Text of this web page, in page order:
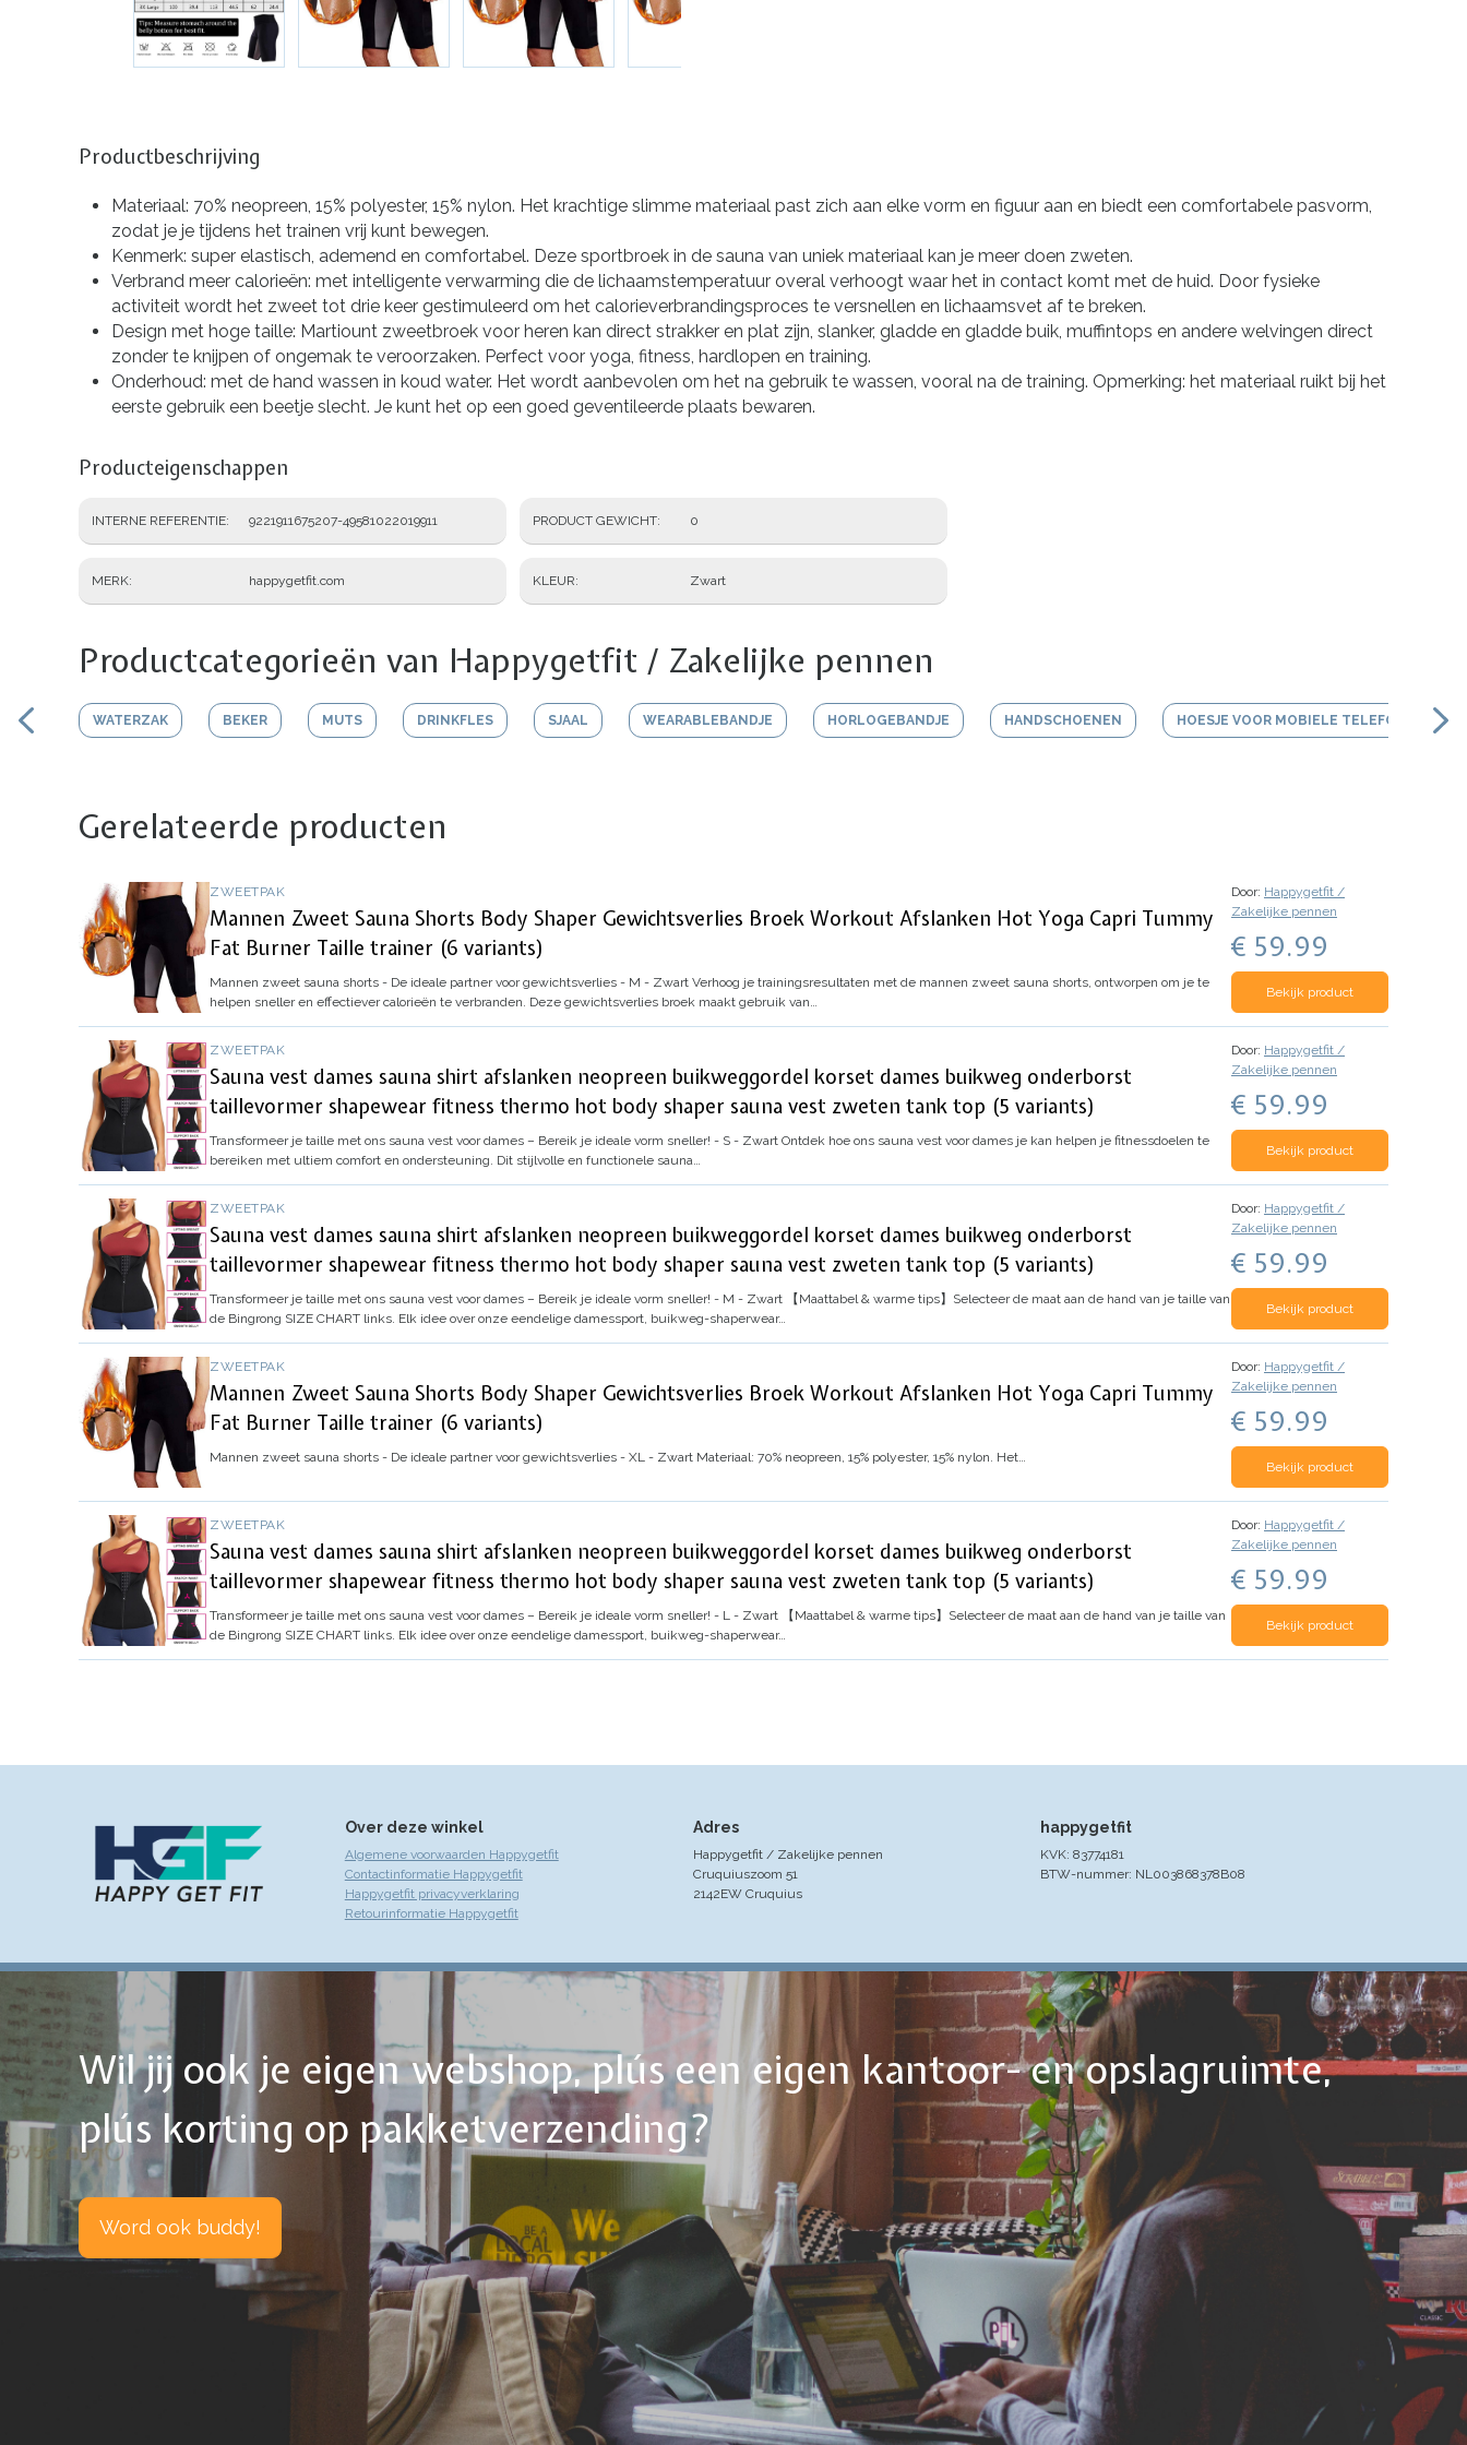
Productbeschrijving
Materiaal: 70% neopreen, 15% polyester, 15% nylon. Het krachtige slimme materiaal past zich aan elke vorm en figuur aan en biedt een comfortabele pasvorm,
zodat je je tijdens het trainen vrij kunt bewegen.
Kenmerk: super elastisch, ademend en comfortabel. Deze sportbroek in de sauna van uniek materiaal kan je meer doen zweten.
Verbrand meer calorieën: met intelligente verwarming die de lichaamstemperatuur overal verhoogt waar het in contact komt met de huid. Door fysieke
activiteit wordt het zweet tot drie keer gestimuleerd om het calorieverbrandingsproces te versnellen en lichaamsvet af te breken.
Design met hoge taille: Martiount zweetbroek voor heren kan direct strakker en plat zijn, slanker, gladde en gladde buik, muffintops en andere welvingen direct
zonder te knijpen of ongemak te veroorzaken. Perfect voor yoga, fitness, hardlopen en training.
Onderhoud: met de hand wassen in koud water. Het wordt aanbevolen om het na gebruik te wassen, vooral na de training. Opmerking: het materiaal ruikt bij het
eerste gebruik een beetje slecht. Je kunt het op een goed geventileerde plaats bewaren.
Producteigenschappen
INTERNE REFERENTIE 9221911675207-49581022019911
MERK happygetfit.com
PRODUCT GEWICHT 0
KLEUR Zwart
Productcategorieën van Happygetfit / Zakelijke pennen
WATERZAK BEKER MUTS DRINKFLES SJAAL WEARABLEBANDJE HORLOGEBANDJE HANDSCHOENEN HOESJE VOOR MOBIELE TELEFOON
Gerelateerde producten
ZWEETPAK
Mannen Zweet Sauna Shorts Body Shaper Gewichtsverlies Broek Workout Afslanken Hot Yoga Capri Tummy
Fat Burner Taille trainer (6 variants)
Mannen zweet sauna shorts - De ideale partner voor gewichtsverlies - M - Zwart Verhoog je trainingsresultaten met de mannen zweet sauna shorts, ontworpen om je te
helpen sneller en effectiever calorieën te verbranden. Deze gewichtsverlies broek maakt gebruik van…
Door: Happygetfit /
Zakelijke pennen
€ 59.99
Bekijk product
ZWEETPAK
Sauna vest dames sauna shirt afslanken neopreen buikweggordel korset dames buikweg onderborst
taillevormer shapewear fitness thermo hot body shaper sauna vest zweten tank top (5 variants)
Transformeer je taille met ons sauna vest voor dames – Bereik je ideale vorm sneller! - S - Zwart Ontdek hoe ons sauna vest voor dames je kan helpen je fitnessdoelen te
bereiken met ultiem comfort en ondersteuning. Dit stijlvolle en functionele sauna…
Door: Happygetfit /
Zakelijke pennen
€ 59.99
Bekijk product
ZWEETPAK
Sauna vest dames sauna shirt afslanken neopreen buikweggordel korset dames buikweg onderborst
taillevormer shapewear fitness thermo hot body shaper sauna vest zweten tank top (5 variants)
Transformeer je taille met ons sauna vest voor dames – Bereik je ideale vorm sneller! - M - Zwart 【Maattabel & warme tips】Selecteer de maat aan de hand van je taille van
de Bingrong SIZE CHART links. Elk idee over onze eendelige damessport, buikweg-shaperwear…
Door: Happygetfit /
Zakelijke pennen
€ 59.99
Bekijk product
ZWEETPAK
Mannen Zweet Sauna Shorts Body Shaper Gewichtsverlies Broek Workout Afslanken Hot Yoga Capri Tummy
Fat Burner Taille trainer (6 variants)
Mannen zweet sauna shorts - De ideale partner voor gewichtsverlies - XL - Zwart Materiaal: 70% neopreen, 15% polyester, 15% nylon. Het…
Door: Happygetfit /
Zakelijke pennen
€ 59.99
Bekijk product
ZWEETPAK
Sauna vest dames sauna shirt afslanken neopreen buikweggordel korset dames buikweg onderborst
taillevormer shapewear fitness thermo hot body shaper sauna vest zweten tank top (5 variants)
Transformeer je taille met ons sauna vest voor dames – Bereik je ideale vorm sneller! - L - Zwart 【Maattabel & warme tips】Selecteer de maat aan de hand van je taille van
de Bingrong SIZE CHART links. Elk idee over onze eendelige damessport, buikweg-shaperwear…
Door: Happygetfit /
Zakelijke pennen
€ 59.99
Bekijk product
Over deze winkel
Algemene voorwaarden Happygetfit
Contactinformatie Happygetfit
Happygetfit privacyverklaring
Retourinformatie Happygetfit
Adres
Happygetfit / Zakelijke pennen
Cruquiuszoom 51
2142EW Cruquius
happygetfit
KVK: 83774181
BTW-nummer: NL003868378B08
Wil jij ook je eigen webshop, plús een eigen kantoor- en opslagruimte,
plús korting op pakketverzending?
Word ook buddy!